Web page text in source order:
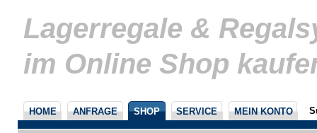
Lagerregale &
im Online Shop
HOME ANFRAGE SHOP SERVICE MEIN KONTO